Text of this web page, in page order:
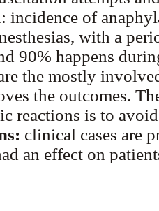
incidence of
with a
90% happens
the mostly
the outcomes.
reactions is to
clinical cases are
an effect on